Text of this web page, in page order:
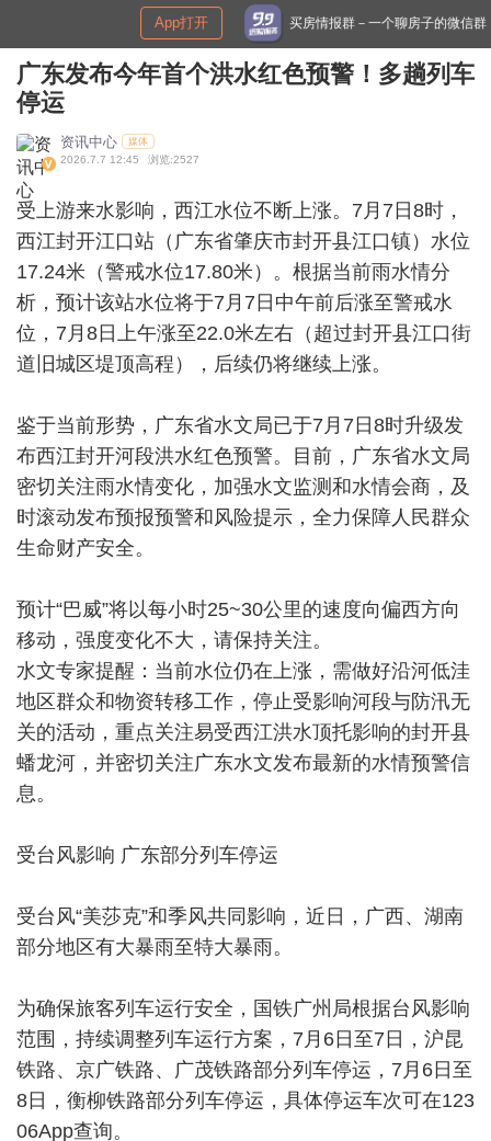
买房情报群－一个聊房子的微信群 申
广东发布今年首个洪水红色预警！多趟列车
停运
资讯中心 媒体
2026.7.7 12:45 浏览:2527
受上游来水影响，西江水位不断上涨。7月7日8时，
西江封开江口站（广东省肇庆市封开县江口镇）水位
17.24米（警戒水位17.80米）。根据当前雨水情分
析，预计该站水位将于7月7日中午前后涨至警戒水
位，7月8日上午涨至22.0米左右（超过封开县江口街
道旧城区堤顶高程），后续仍将继续上涨。
鉴于当前形势，广东省水文局已于7月7日8时升级发
布西江封开河段洪水红色预警。目前，广东省水文局
密切关注雨水情变化，加强水文监测和水情会商，及
时滚动发布预报预警和风险提示，全力保障人民群众
生命财产安全。
预计“巴威”将以每小时25~30公里的速度向偏西方向
移动，强度变化不大，请保持关注。
水文专家提醒：当前水位仍在上涨，需做好沿河低洼
地区群众和物资转移工作，停止受影响河段与防汛无
关的活动，重点关注易受西江洪水顶托影响的封开县
蟠龙河，并密切关注广东水文发布最新的水情预警信
息。
受台风影响 广东部分列车停运
受台风“美莎克”和季风共同影响，近日，广西、湖南
部分地区有大暴雨至特大暴雨。
为确保旅客列车运行安全，国铁广州局根据台风影响
范围，持续调整列车运行方案，7月6日至7日，沪昆
铁路、京广铁路、广茂铁路部分列车停运，7月6日至
8日，衡柳铁路部分列车停运，具体停运车次可在123
06App查询。